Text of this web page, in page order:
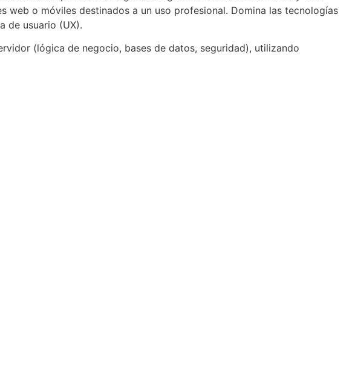
o móviles destinados a un uso profesional. Domina las tecnologías
de usuario (UX).
(lógica de negocio, bases de datos, seguridad), utilizando